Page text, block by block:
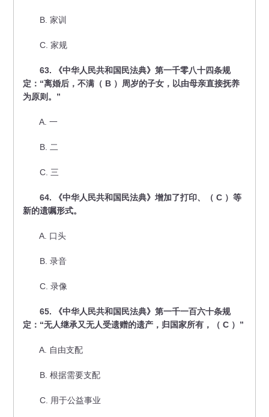
B. 家训
C. 家规
63. 《中华人民共和国民法典》第一千零八十四条规
定：“离婚后，不满（ B ）周岁的子女，以由母亲直接抚养
为原则。”
A. 一
B. 二
C. 三
64. 《中华人民共和国民法典》增加了打印、（ C ）等
新的遗嘱形式。
A. 口头
B. 录音
C. 录像
65. 《中华人民共和国民法典》第一千一百六十条规
定：“无人继承又无人受遗赠的遗产，归国家所有，（ C ）”
A. 自由支配
B. 根据需要支配
C. 用于公益事业